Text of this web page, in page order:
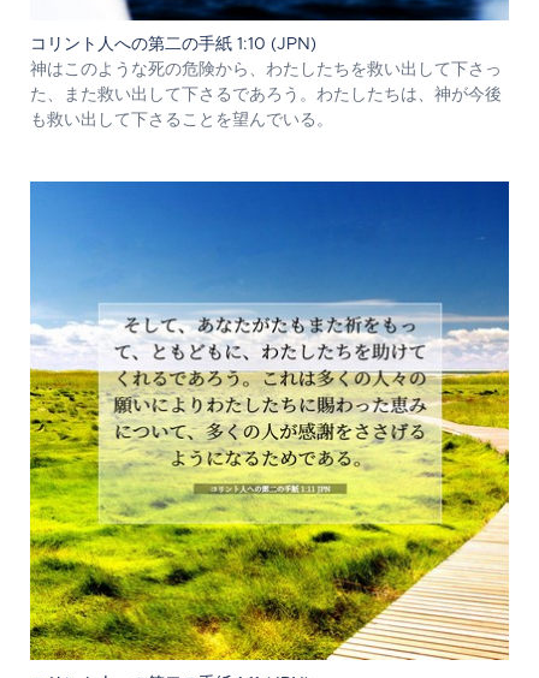
コリント人への第二の手紙 1:10 (JPN)
神はこのような死の危険から、わたしたちを救い出して下さっ
た、また救い出して下さるであろう。わたしたちは、神が今後
も救い出して下さることを望んでいる。